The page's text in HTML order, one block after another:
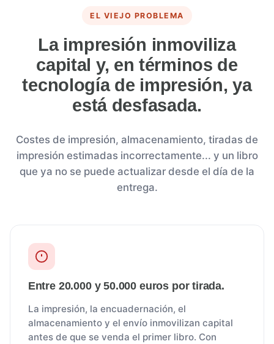
EL VIEJO PROBLEMA
La impresión inmoviliza
capital y, en términos de
tecnología de impresión, ya
está desfasada.
Costes de impresión, almacenamiento, tiradas de
impresión estimadas incorrectamente... y un libro
que ya no se puede actualizar desde el día de la
entrega.
Entre 20.000 y 50.000 euros por tirada.
La impresión, la encuadernación, el
almacenamiento y el envío inmovilizan capital
antes de que se venda el primer libro. Con